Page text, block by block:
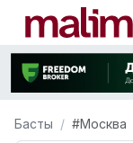
Басты #Москва